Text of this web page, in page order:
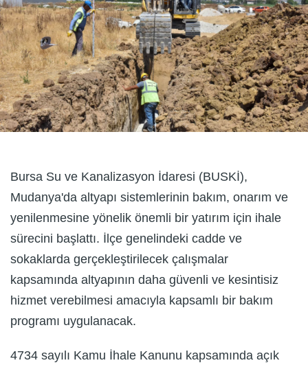
Bursa Su ve Kanalizasyon İdaresi (BUSKİ),
Mudanya'da altyapı sistemlerinin bakım, onarım ve
yenilenmesine yönelik önemli bir yatırım için ihale
sürecini başlattı. İlçe genelindeki cadde ve
sokaklarda gerçekleştirilecek çalışmalar
kapsamında altyapının daha güvenli ve kesintisiz
hizmet verebilmesi amacıyla kapsamlı bir bakım
programı uygulanacak.
4734 sayılı Kamu İhale Kanunu kapsamında açık